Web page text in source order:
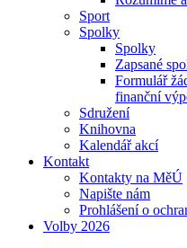
Sport
Spolky
Spolky
Zapsané
Formulář
finanční
Sdružení
Knihovna
Kalendář akcí
Kontakt
Kontakty na MěÚ
Napište nám
Prohlášení o
Volby 2026